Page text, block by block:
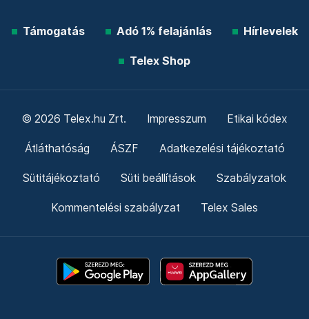
Támogatás Adó 1% felajánlás Hírlevelek
Telex Shop
© 2026 Telex.hu Zrt. Impresszum Etikai kódex
Átláthatóság ÁSZF Adatkezelési tájékoztató
Sütitájékoztató Süti beállítások Szabályzatok
Kommentelési szabályzat Telex Sales